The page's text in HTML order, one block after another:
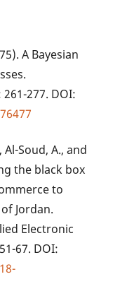
A Bayesian
277. DOI:
Soud, A., and
the black box
to
Jordan.
Electronic
67. DOI: